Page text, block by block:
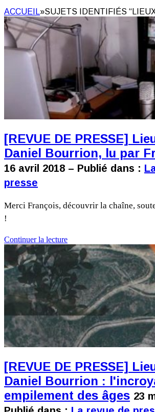
ACCUEIL»SUJETS IDENTIFIÉS
[REVUE DE PRESSE]
Daniel Bourrion, lu par
16 avril 2018 – Publié dans :
presse
Merci François, découvrir la chaîne,
!
Continuer la lecture
[REVUE DE PRESSE]
Daniel Bourrion :
empilement des âges 23